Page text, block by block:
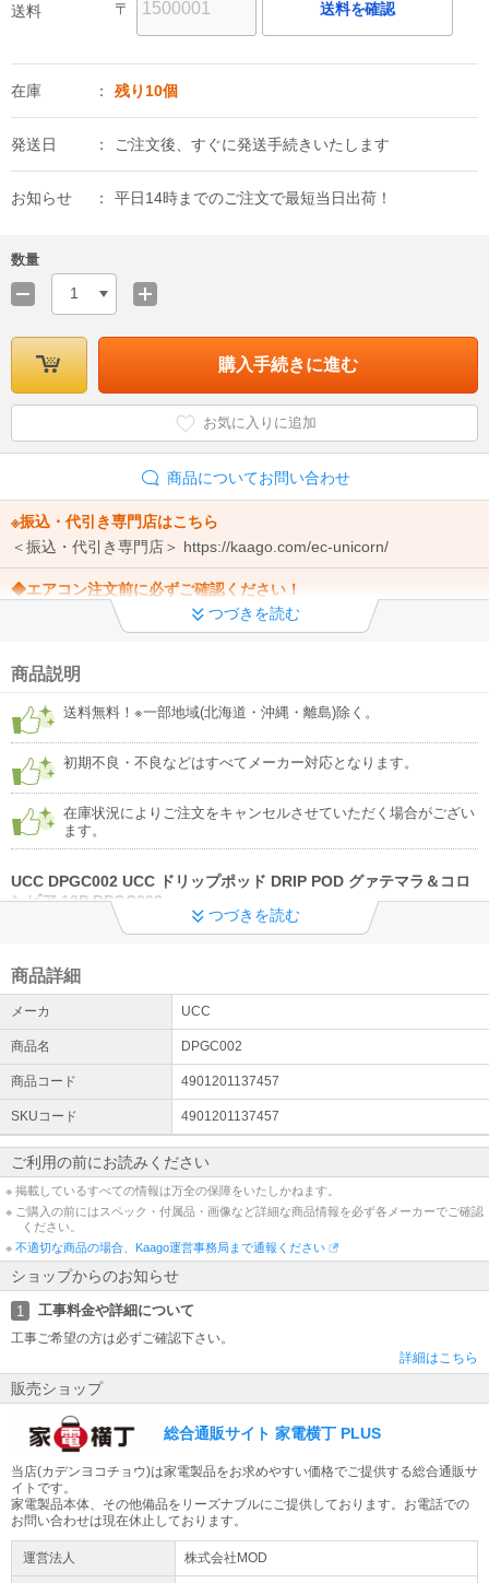
送料
〒 送料を確認
在庫 残り10個
発送日 ご注文後、すぐに発送手続きいたします
お知らせ 平日14時までのご注文で最短当日出荷！
数量
1
購入手続きに進む
お気に入りに追加
商品についてお問い合わせ
※振込・代引き専門店はこちら
＜振込・代引き専門店＞ https://kaago.com/ec-unicorn/
◆エアコン注文前に必ずご確認ください！
ご注文からと取付工事までの流れ ・標準工事と追加工事 ・追加工事
料金 ・キャンセルについて
◆工事希望のお客様への重要なお知らせ◆
施工希望者様のご登録お電話番号が繋がらない状況が多発してお
り、アポイントのお電話ができない事象が多発しております。 今一
度、繋がる番号（携帯電話番号）及び番号確認をお願いします。
つづきを読む
商品説明
送料無料！※一部地域(北海道・沖縄・離島)除く。
初期不良・不良などはすべてメーカー対応となります。
在庫状況によりご注文をキャンセルさせていただく場合がござい
ます。
UCC DPGC002 UCC ドリップポッド DRIP POD グァテマラ＆コロ
ンビア 12P DPGC002
■中南米で育った相性の良いコーヒー豆をブレンド。ダークチョコレートのよう
な甘みとコク。
■1Pサイズ
■1P重量
※商品の詳細はメーカーページにてご確認ください。
【ご注文前にご確認ください。】
・発送後のキャンセルはお受けできません。
・お客様都合による「返品 交換」は行っておりません。
・仕様変更などにより、内容が一部と異なる場合があります。予めご了承くだ
さい。
・モニター環境により、実際の商品の色合いと多少異なってみえる場合があり
ます。ご注意ください。
※記載は商品仕様の一部です。
仕様説明不足等の理由での返品はできません。
また、いかなる理由であっても開封後・使用後のキャンセルは固くお断りいた
します。
仕様説明については当店ではご回答できかねます。
ごく稀に記載ミスがある場合もございますため、ご注文前に必ずメーカーHPに
てご確認下さい。
※こちらの商品は、初期不良対応外となっております。 万が一初期不良が発生
した場合はお手数ですがメーカーサポート窓口までお問い合わせをお願いいた
します。
予めご了承ください。
※他店舗でも販売中の為、予告なく在庫切れとなる場合がございます。
※大量注文の場合ご注文をキャンセルさせていただく場合がございます。
予めご了承ください。
つづきを読む
商品詳細
メーカ UCC
商品名 DPGC002
商品コード 4901201137457
SKUコード 4901201137457
ご利用の前にお読みください
※ 掲載しているすべての情報は万全の保障をいたしかねます。
※ ご購入の前にはスペック・付属品・画像など詳細な商品情報を必ず各メーカーでご確認
ください。
※ 不適切な商品の場合、Kaago運営事務局まで通報ください
ショップからのお知らせ
1 工事料金や詳細について
工事ご希望の方は必ずご確認下さい。
詳細はこちら
販売ショップ
総合通販サイト 家電横丁 PLUS
当店(カデンヨコチョウ)は家電製品をお求めやすい価格でご提供する総合通販サ
イトです。
家電製品本体、その他備品をリーズナブルにご提供しております。お電話での
お問い合わせは現在休止しております。
運営法人 株式会社MOD